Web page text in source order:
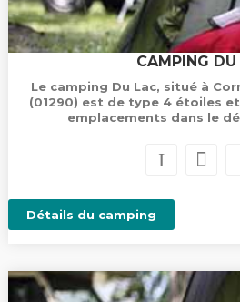
CAMPING
Le camping Du Lac, situé à
(01290) est de type 4 étoiles
emplacements dans le
Détails du camping